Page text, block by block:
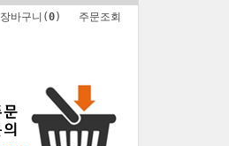
장바구니(0) 주문조회